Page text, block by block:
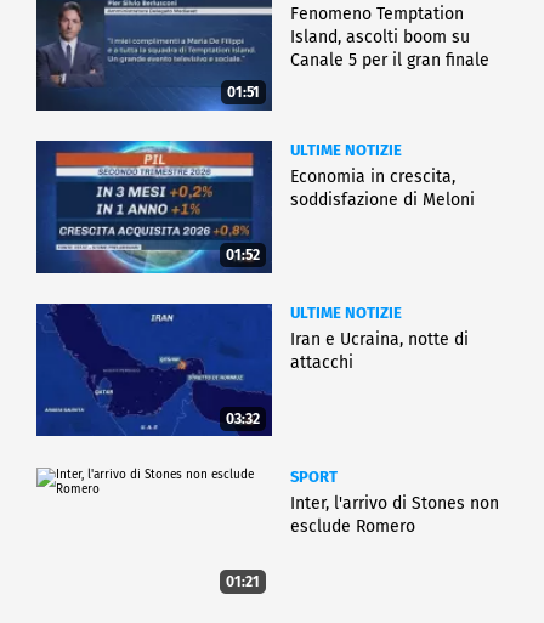
01:51
Fenomeno Temptation
Island, ascolti boom su
Canale 5 per il gran finale
01:52
ULTIME NOTIZIE
Economia in crescita,
soddisfazione di Meloni
03:32
ULTIME NOTIZIE
Iran e Ucraina, notte di
attacchi
01:21
SPORT
Inter, l'arrivo di Stones non
esclude Romero